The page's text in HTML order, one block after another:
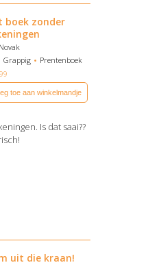
boek zonder
Grappig
Prentenboek
toe aan winkelmandje
Is dat saai??
uit die kraan!